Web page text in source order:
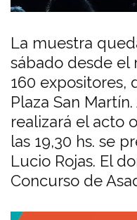
La muestra
sábado desde el
160 expositores,
Plaza San Martín.
realizará el acto
las 19,30 hs. se
Lucio Rojas. El
Concurso de